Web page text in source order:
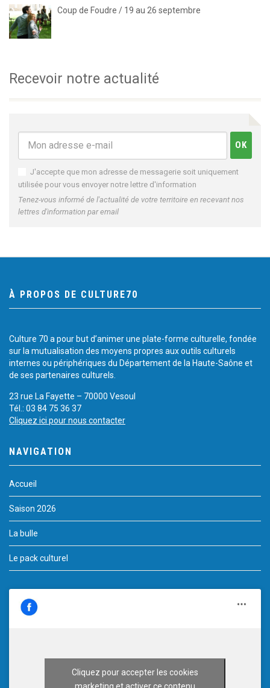
Coup de Foudre / 19 au 26 septembre
Recevoir notre actualité
J'accepte que mon adresse de messagerie soit uniquement
utilisée pour vous envoyer notre lettre d'information
Tenez-vous informé de l'actualité de votre territoire en recevant nos
lettres d'information par email
À PROPOS DE CULTURE70
Culture 70 a pour but d’animer une plate-forme culturelle, fondée
sur la mutualisation des moyens propres aux outils culturels
internes ou périphériques du Département de la Haute-Saône et
de ses partenaires culturels.
23 rue La Fayette – 70000 Vesoul
Tél.: 03 84 75 36 37
Cliquez ici pour nous contacter
NAVIGATION
Accueil
Saison 2026
La bulle
Le pack culturel
Cliquez pour accepter les cookies